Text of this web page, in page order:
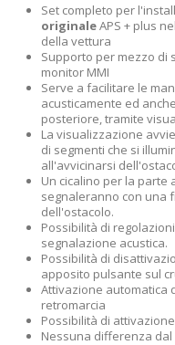
Set completo per
originaleAPS + plus
della vettura
Supporto per mezzo di
monitor MMI
Serve a facilitare le
acusticamente ed
posteriore, tramite
La visualizzazione
di segmenti che si
all'avvicinarsi
Un cicalino per la
segnaleranno con una
dell'ostacolo.
Possibilità di
segnalazione acustica.
Possibilità di
apposito pulsante sul
Attivazione automatica
retromarcia
Possibilità di
Nessuna differenza